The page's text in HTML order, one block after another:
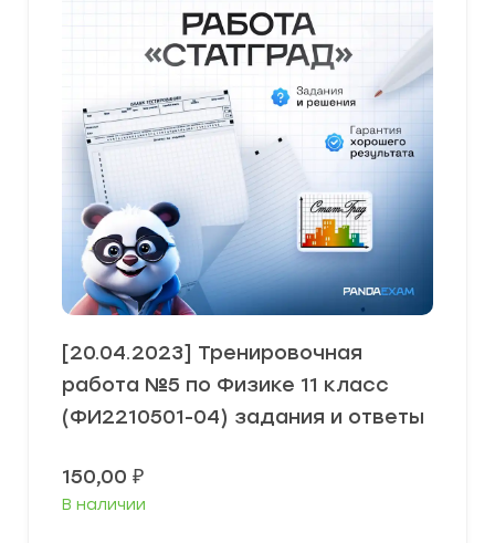
[20.04.2023] Тренировочная
работа №5 по Физике 11 класс
(ФИ2210501-04) задания и ответы
150,00 ₽
В наличии